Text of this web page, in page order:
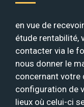
en vue de
étude rentabilité,
contacter via le
nous donner le
concernant votre
configuration de
lieux où celui-ci